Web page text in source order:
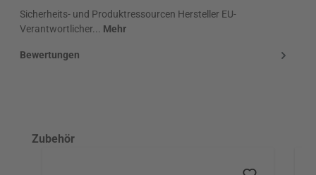
Sicherheits- und Produktressourcen Hersteller EU-
Verantwortlicher... Mehr
Bewertungen
Produktgalerie überspringen
Zubehör